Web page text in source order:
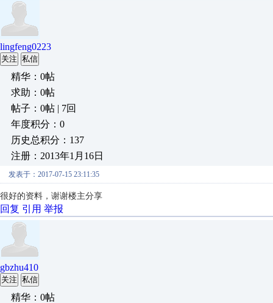
lingfeng0223
关注 私信
精华：0帖
求助：0帖
帖子：0帖 | 7回
年度积分：0
历史总积分：137
注册：2013年1月16日
发表于：2017-07-15 23:11:35
很好的资料，谢谢楼主分享
回复 引用 举报
gbzhu410
关注 私信
精华：0帖